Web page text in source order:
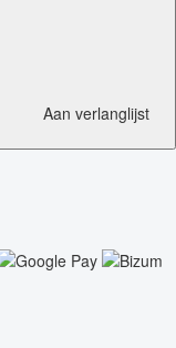
Aan verlanglijst